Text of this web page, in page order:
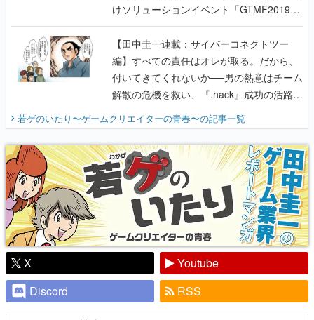
けソリューションイベント「GTMF2019」
に行って、より理解を深めよう【PR】
【田中圭一連載：サイバーコネクトツー
編】すべての責任はオレが取る。だから、
付いてきてくれないか──男の熱意はチーム
解散の危機を救い、『.hack』成功の活路を
『少年ジャンプ』色だった【若ゲのいた
り】
若ゲのいたり〜ゲームクリエイターの青春〜の記事一覧
X
Youtube
Discord
RSS